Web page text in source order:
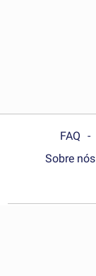
FAQ
Sobre nós